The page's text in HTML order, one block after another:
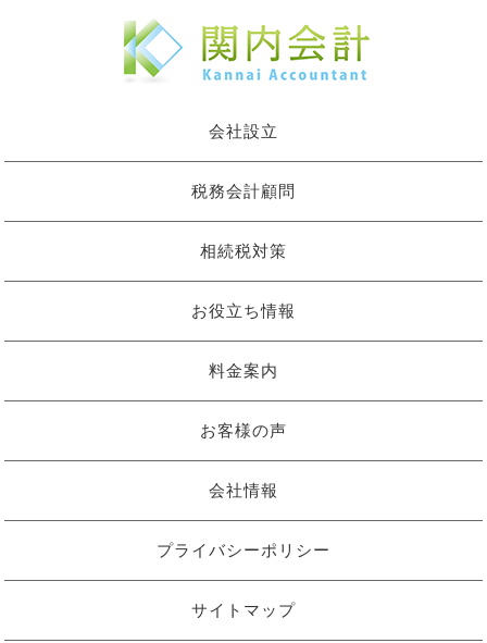
会社設立
税務会計顧問
相続税対策
お役立ち情報
料金案内
お客様の声
会社情報
プライバシーポリシー
サイトマップ